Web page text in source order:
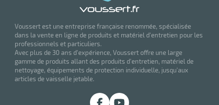
Voussert est une entreprise française renommée, spécialisée
dans la vente en ligne de produits et matériel d'entretien pour les
professionnels et particuliers.
Avec plus de 30 ans d'expérience, Voussert offre une large
gamme de produits allant des produits d'entretien, matériel de
nettoyage, équipements de protection individuelle, jusqu'aux
articles de vaisselle jetable.